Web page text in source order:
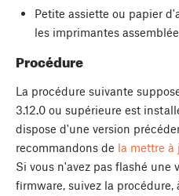
Petite assiette ou papier
les imprimantes
Procédure
La procédure suivante
3.12.0 ou supérieure est
dispose d'une version
recommandons de la mettre à
Si vous n'avez pas flashé une
firmware, suivez la